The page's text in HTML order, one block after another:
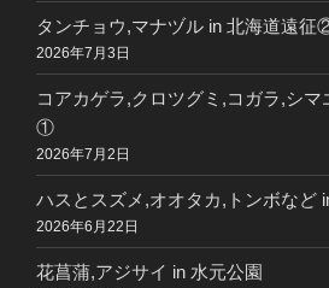
タンチョウ,マナヅル in 北海道遠征
2026年7月3日
コアカゲラ,クロツグミ,コガラ,シマ
①
2026年7月2日
ハスとスズメ,オオタカ,トンボなど
2026年6月22日
花菖蒲,アジサイ in 水元公園